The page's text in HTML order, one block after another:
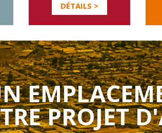
DÉTAILS >
PROJET